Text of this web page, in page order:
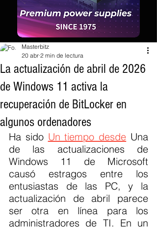
La actualización de abril de 2026
de Windows 11 activa la
recuperación de BitLocker en
algunos ordenadores
Masterbitz
20 abr 2 min de lectura
Ha sido Un tiempo desde Una
de las actualizaciones de
Windows 11 de Microsoft
causó estragos entre los
entusiastas de las PC, y la
actualización de abril parece
ser otra en línea para los
administradores de TI. En un